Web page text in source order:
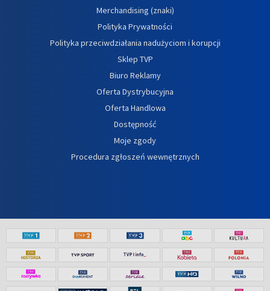
Merchandising (znaki)
Polityka Prywatności
Polityka przeciwdziałania nadużyciom i korupcji
Sklep TVP
Biuro Reklamy
Oferta Dystrybucyjna
Oferta Handlowa
Dostępność
Moje zgody
Procedura zgłoszeń wewnętrznych